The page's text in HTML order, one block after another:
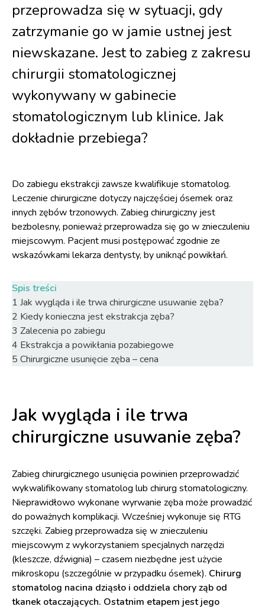
przeprowadza się w sytuacji, gdy
zatrzymanie go w jamie ustnej jest
niewskazane. Jest to zabieg z zakresu
chirurgii stomatologicznej
wykonywany w gabinecie
stomatologicznym lub klinice. Jak
dokładnie przebiega?
Do zabiegu ekstrakcji zawsze kwalifikuje stomatolog.
Leczenie chirurgiczne dotyczy najczęściej ósemek oraz
innych zębów trzonowych. Zabieg chirurgiczny jest
bezbolesny, ponieważ przeprowadza się go w znieczuleniu
miejscowym. Pacjent musi postępować zgodnie ze
wskazówkami lekarza dentysty, by uniknąć powikłań.
Spis treści
1 Jak wygląda i ile trwa chirurgiczne usuwanie zęba?
2 Kiedy konieczna jest ekstrakcja zęba?
3 Zalecenia po zabiegu
4 Ekstrakcja a powikłania pozabiegowe
5 Chirurgiczne usunięcie zęba – cena
Jak wygląda i ile trwa
chirurgiczne usuwanie zęba?
Zabieg chirurgicznego usunięcia powinien przeprowadzić
wykwalifikowany stomatolog lub chirurg stomatologiczny.
Nieprawidłowo wykonane wyrwanie zęba może prowadzić
do poważnych komplikacji. Wcześniej wykonuje się RTG
szczęki. Zabieg przeprowadza się w znieczuleniu
miejscowym z wykorzystaniem specjalnych narzędzi
(kleszcze, dźwignia) – czasem niezbędne jest użycie
mikroskopu (szczególnie w przypadku ósemek). Chirurg
stomatolog nacina dziąsło i oddziela chory ząb od
tkanek otaczających. Ostatnim etapem jest jego